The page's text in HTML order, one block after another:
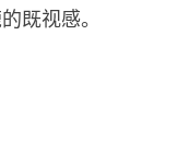
既视感。